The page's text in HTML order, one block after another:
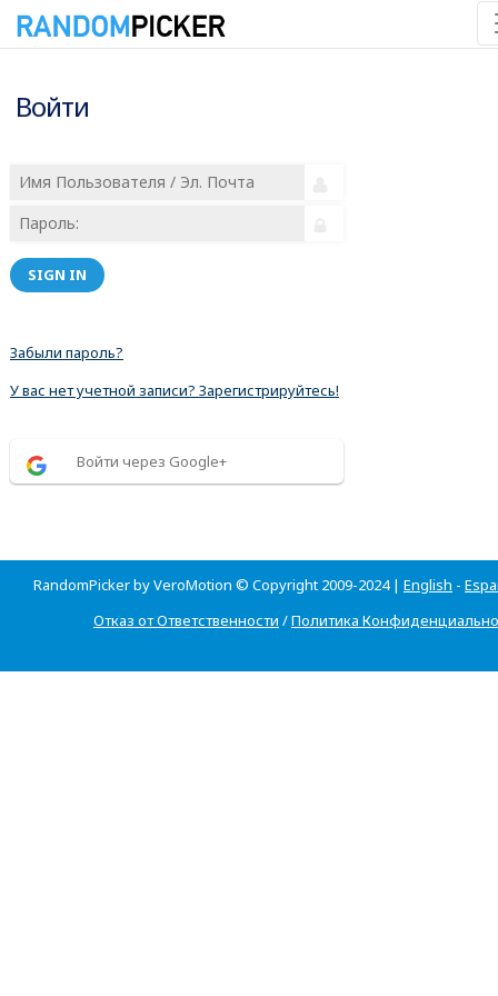
Войти
SIGN IN
Забыли пароль?
У вас нет учетной записи? Зарегистрируйтесь!
Войти через Google+
RandomPicker by VeroMotion © Copyright 2009-2024 | English -
Отказ от Ответственности /Политика